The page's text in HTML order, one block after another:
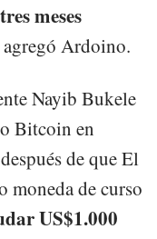
meses
agregó Ardoino.
Nayib Bukele
Bitcoin en
de que El
moneda de curso
US$1.000